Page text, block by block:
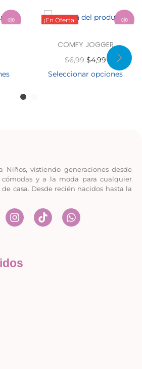
¡En Oferta!
COMFY JOGGER
$6,99 $4,99
Seleccionar opciones
Niños, vistiendo generaciones desde
cómodas y a la moda para cualquier
casa. Desde recién nacidos hasta la